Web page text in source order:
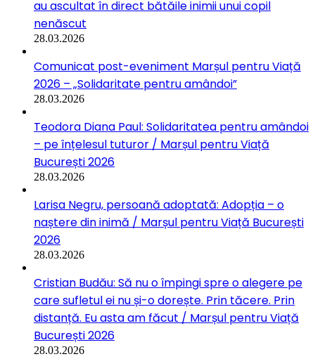
au ascultat în direct bătăile inimii unui copil
nenăscut
28.03.2026
Comunicat post-eveniment Marșul pentru Viață
2026 – „Solidaritate pentru amândoi”
28.03.2026
Teodora Diana Paul: Solidaritatea pentru amândoi
– pe înțelesul tuturor / Marșul pentru Viață
București 2026
28.03.2026
Larisa Negru, persoană adoptată: Adopția – o
naștere din inimă / Marșul pentru Viață București
2026
28.03.2026
Cristian Budău: Să nu o împingi spre o alegere pe
care sufletul ei nu și-o dorește. Prin tăcere. Prin
distanță. Eu asta am făcut / Marșul pentru Viață
București 2026
28.03.2026